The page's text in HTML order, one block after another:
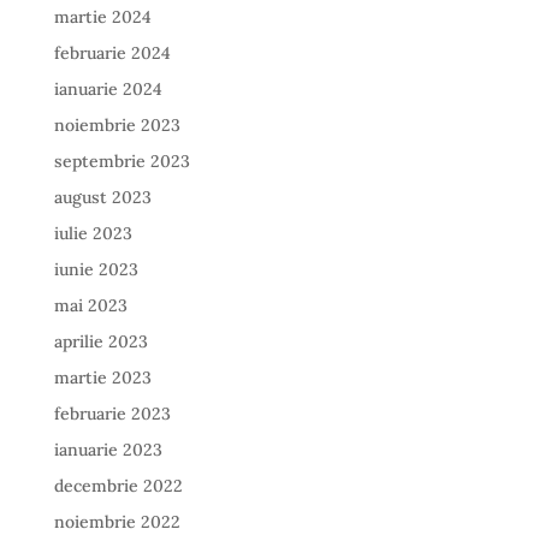
martie 2024
februarie 2024
ianuarie 2024
noiembrie 2023
septembrie 2023
august 2023
iulie 2023
iunie 2023
mai 2023
aprilie 2023
martie 2023
februarie 2023
ianuarie 2023
decembrie 2022
noiembrie 2022